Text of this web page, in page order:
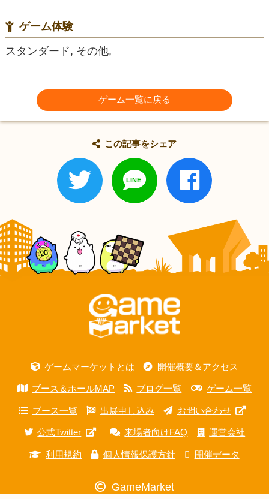
ゲーム体験
スタンダード, その他,
ゲーム一覧に戻る
この記事をシェア
ゲームマーケットとは 開催概要＆アクセス
ブース＆ホールMAP ブログ一覧 ゲーム一覧
ブース一覧 出展申し込み お問い合わせ
公式Twitter 来場者向けFAQ 運営会社
利用規約 個人情報保護方針 開催データ
GameMarket